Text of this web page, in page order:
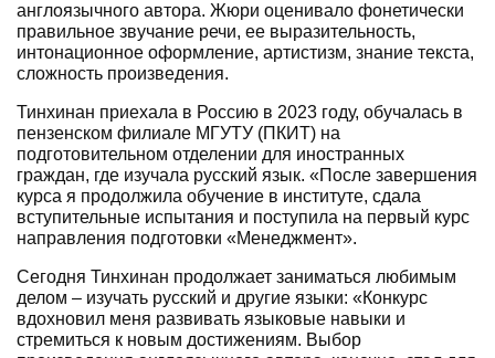
англоязычного автора. Жюри оценивало фонетически
правильное звучание речи, ее выразительность,
интонационное оформление, артистизм, знание текста,
сложность произведения.
Тинхинан приехала в Россию в 2023 году, обучалась в
пензенском филиале МГУТУ (ПКИТ) на
подготовительном отделении для иностранных
граждан, где изучала русский язык. «После завершения
курса я продолжила обучение в институте, сдала
вступительные испытания и поступила на первый курс
направления подготовки «Менеджмент».
Сегодня Тинхинан продолжает заниматься любимым
делом – изучать русский и другие языки: «Конкурс
вдохновил меня развивать языковые навыки и
стремиться к новым достижениям. Выбор